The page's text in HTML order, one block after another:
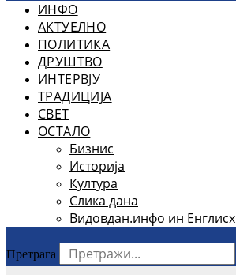
ИНФО
АКТУЕЛНО
ПОЛИТИКА
ДРУШТВО
ИНТЕРВЈУ
ТРАДИЦИЈА
СВЕТ
ОСТАЛО
Бизнис
Историја
Култура
Слика дана
Видовдан.инфо ин Енглисх
Претрага